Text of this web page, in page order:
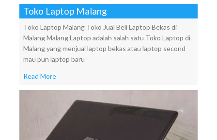
Toko Laptop Malang
Toko Laptop Malang Toko Jual Beli Laptop Bekas di
Malang Malang Laptop adalah salah satu Toko Laptop di
Malang yang menjual laptop bekas atau laptop second
mau pun laptop baru
Read More